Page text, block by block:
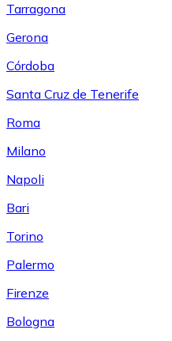
Tarragona
Gerona
Córdoba
Santa Cruz de Tenerife
Roma
Milano
Napoli
Bari
Torino
Palermo
Firenze
Bologna